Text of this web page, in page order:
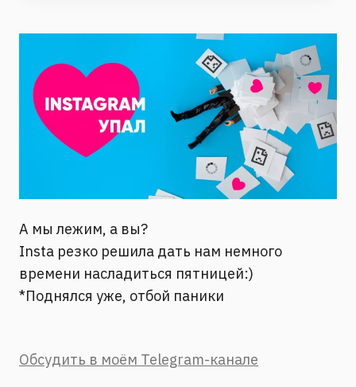
А мы лежим, а вы?
Insta резко решила дать нам немного
времени насладиться пятницей:)
*Поднялся уже, отбой паники
Обсудить в моём Telegram-канале